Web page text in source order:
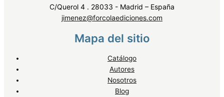
C/Querol 4 . 28033 - Madrid – España
jimenez@forcolaediciones.com
Mapa del sitio
Catálogo
Autores
Nosotros
Blog